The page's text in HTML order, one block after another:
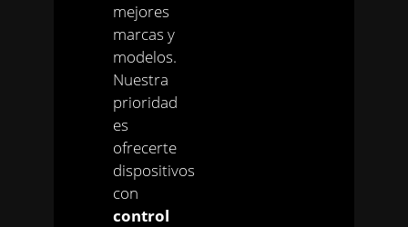
mejores
marcas y
modelos.
Nuestra
prioridad
es
ofrecerte
dispositivos
con
control